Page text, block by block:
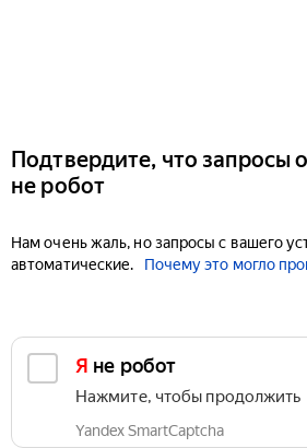
Подтвердите, что запросы
не робот
Нам очень жаль, но запросы с вашего
автоматические.
Почему это могло
Я не робот
Нажмите, чтобы продолжить
Yandex SmartCaptcha